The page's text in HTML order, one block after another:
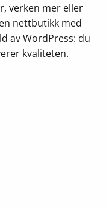
verken mer eller
nettbutikk med
av WordPress: du
kvaliteten.